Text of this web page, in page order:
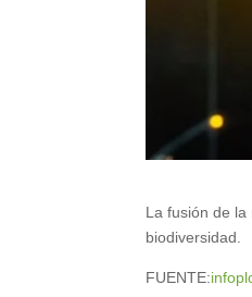
La fusión de
biodiversidad.
FUENTE: